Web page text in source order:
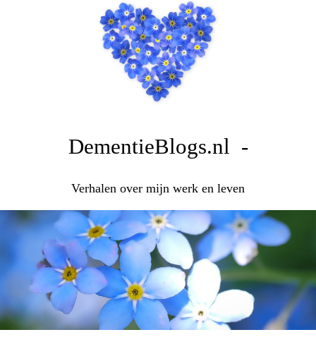
DementieBlogs.nl -
Verhalen over mijn werk en leven